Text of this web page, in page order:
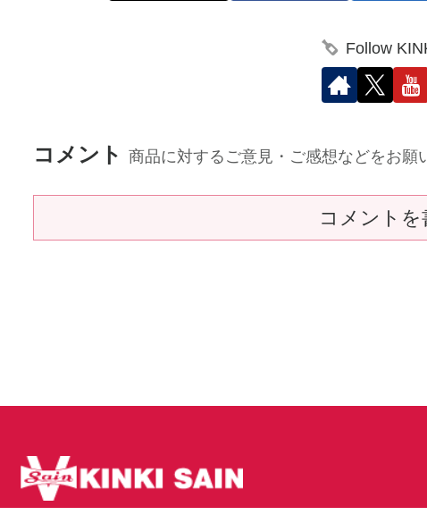
Follow
コメント 商品に対するご意見・ご感想などをお願
コメントを